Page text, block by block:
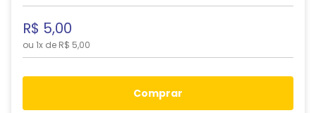
R$ 5,00
ou 1x de R$ 5,00
comprar